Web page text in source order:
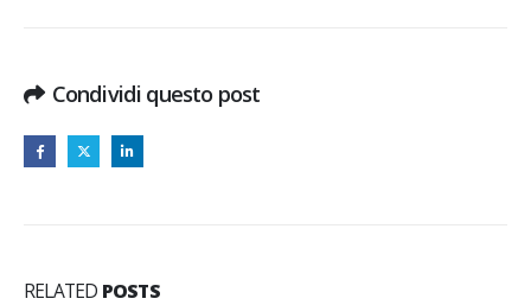
Condividi questo post
RELATED POSTS